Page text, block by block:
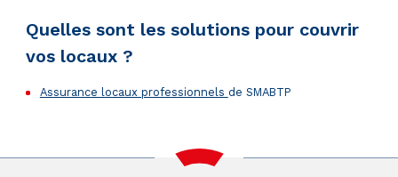
Quelles sont les solutions pour couvrir
vos locaux ?
Assurance locaux professionnels de SMABTP